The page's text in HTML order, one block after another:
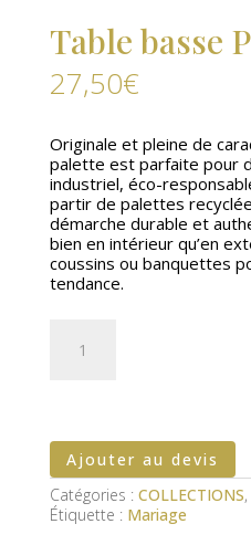
Table basse
27,50€
Originale et pleine de
palette est parfaite pour
industriel, éco-
partir de palettes
démarche durable et
bien en intérieur qu’en
coussins ou banquettes
tendance.
Ajouter au devis
Catégories : COLLECTIONS,
Étiquette : Mariage